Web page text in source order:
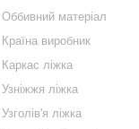
Оббивний матеріал
Країна виробник
Каркас ліжка
Узніжжя ліжка
Узголів'я ліжка